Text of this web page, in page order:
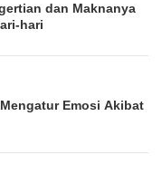
dan Maknanya
hari
Emosi Akibat